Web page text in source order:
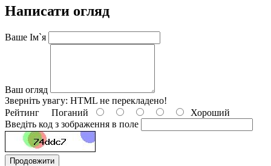
Написати огляд
Ваше Ім`я
Ваш огляд
Зверніть увагу: HTML не перекладено!
Рейтинг Поганий
Хороший
Введіть код з зображення в поле
Продовжити